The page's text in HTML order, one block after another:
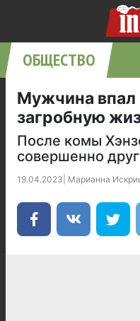
ОБЩЕСТВО
Мужчина впал
загробную
После комы
совершенно
19.04.2023 Марианна